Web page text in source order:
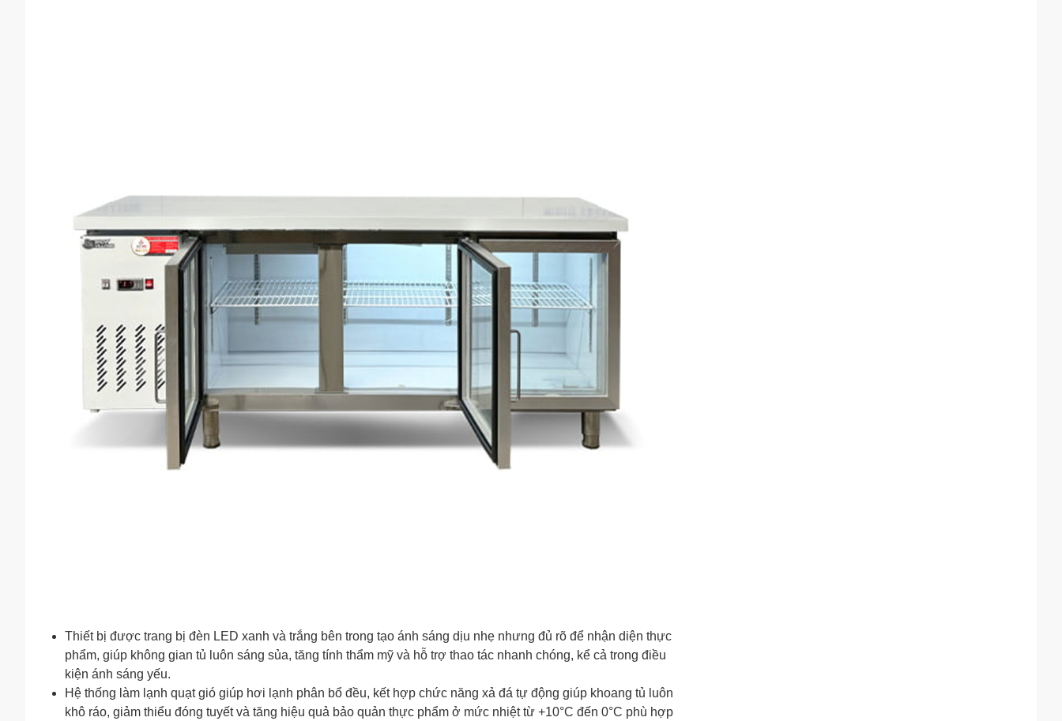
Thiết bị được trang bị đèn LED xanh và trắng bên trong tạo ánh sáng dịu nhẹ nhưng đủ rõ để nhận diện thực
phẩm, giúp không gian tủ luôn sáng sủa, tăng tính thẩm mỹ và hỗ trợ thao tác nhanh chóng, kể cả trong điều
kiện ánh sáng yếu.
Hệ thống làm lạnh quạt gió giúp hơi lạnh phân bổ đều, kết hợp chức năng xả đá tự động giúp khoang tủ luôn
khô ráo, giảm thiểu đóng tuyết và tăng hiệu quả bảo quản thực phẩm ở mức nhiệt từ +10°C đến 0°C phù hợp